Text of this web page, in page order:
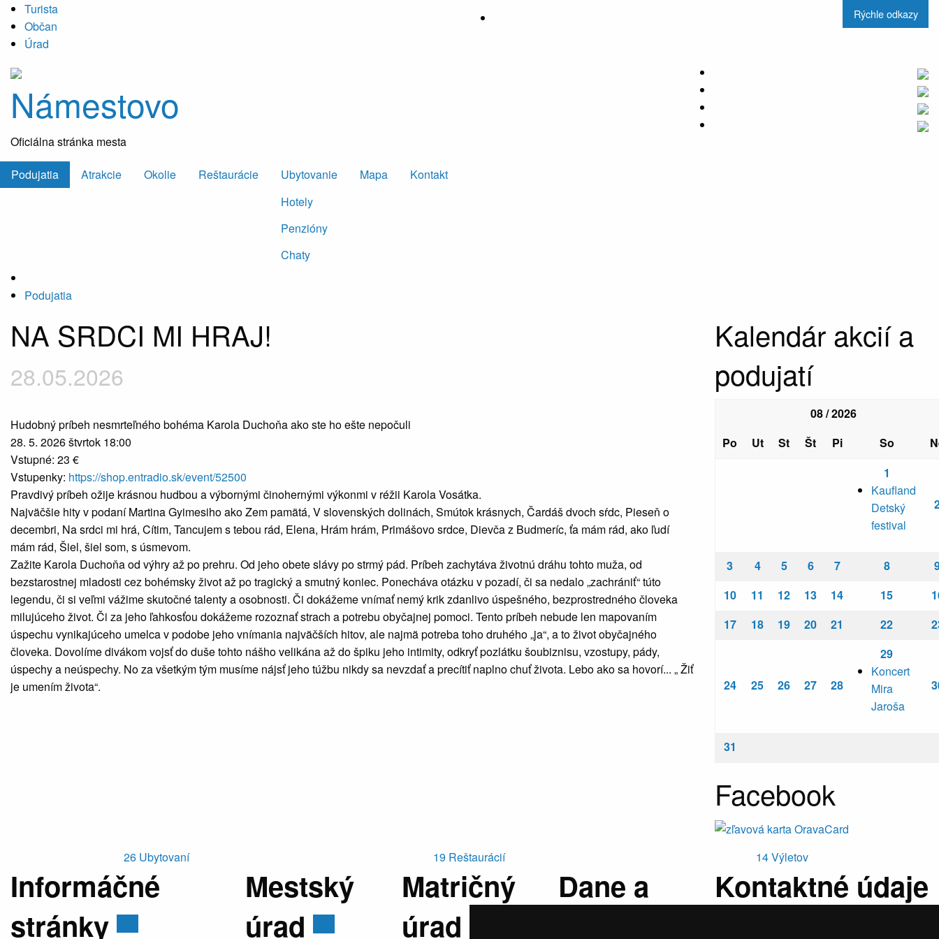
Turista
Občan
Úrad
Rýchle odkazy
Námestovo
Oficiálna stránka mesta
Podujatia Atrakcie Okolie Reštaurácie
Ubytovanie
Hotely
Penzióny
Chaty
Mapa Kontakt
Podujatia
NA SRDCI MI HRAJ!
28.05.2026
Hudobný príbeh nesmrteľného bohéma Karola Duchoňa ako ste ho ešte nepočuli
28. 5. 2026 štvrtok 18:00
Vstupné: 23 €
Vstupenky: https://shop.entradio.sk/event/52500
Pravdivý príbeh ožije krásnou hudbou a výbornými činohernými výkonmi v réžii Karola Vosátka.
Najväčšie hity v podaní Martina Gyimesiho ako Zem pamätá, V slovenských dolinách, Smútok krásnych, Čardáš dvoch sŕdc, Pieseň o
decembri, Na srdci mi hrá, Cítim, Tancujem s tebou rád, Elena, Hrám hrám, Primášovo srdce, Dievča z Budmeríc, ťa mám rád, ako ľudí
mám rád, Šiel, šiel som, s úsmevom.
Zažite Karola Duchoňa od výhry až po prehru. Od jeho obete slávy po strmý pád. Príbeh zachytáva životnú dráhu tohto muža, od
bezstarostnej mladosti cez bohémsky život až po tragický a smutný koniec. Ponecháva otázku v pozadí, či sa nedalo „zachrániť“ túto
legendu, či si veľmi vážime skutočné talenty a osobnosti. Či dokážeme vnímať nemý krik zdanlivo úspešného, ​​bezprostredného človeka
milujúceho život. Či za jeho ľahkosťou dokážeme rozoznať strach a potrebu obyčajnej pomoci. Tento príbeh nebude len mapovaním
úspechu vynikajúceho umelca v podobe jeho vnímania najväčších hitov, ale najmä potreba toho druhého „ja“, a to život obyčajného
človeka. Dovolíme divákom vojsť do duše tohto nášho velikána až do špiku jeho intimity, odkryť pozlátku šoubiznisu, vzostupy, pády,
úspechy a neúspechy. No za všetkým tým musíme nájsť jeho túžbu nikdy sa nevzdať a precítiť naplno chuť života. Lebo ako sa hovorí... „ Žiť
je umením života“.
Kalendár akcií a
podujatí
08 / 2026
Po
Ut St Št Pi So
1
Kaufland
Detský
festival
3 4 5 6 7 8
10
11 12 13 14 15
17
18 19 20 21 22
24 25 26 27 28
29
Koncert
Mira
Jaroša
31
Facebook
26 Ubytovaní 19 Reštaurácií 14Výletov
Informáčné
stránky
Mestský
úrad
Matričný
úrad
Dane a
Kontaktné údaje